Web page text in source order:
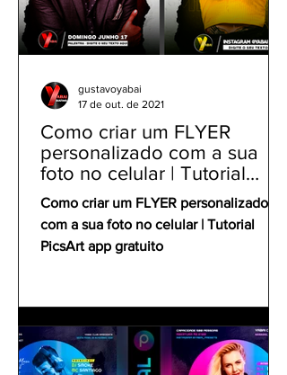
Como criar um FLYER
personalizado com a sua
foto no celular | Tutorial
PicsArt app gratuito
Como criar um FLYER personalizado
com a sua foto no celular | Tutorial
PicsArt app gratuito
gustavoyabai
17 de out. de 2021